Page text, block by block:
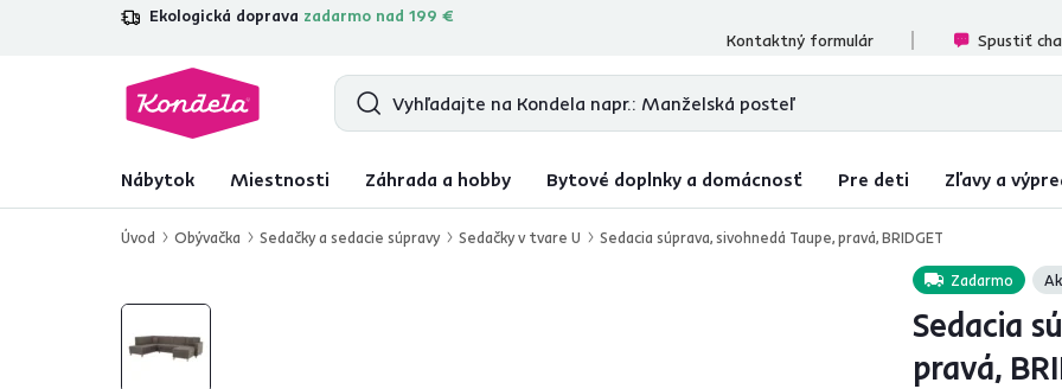
Ekologická doprava zadarmo nad 199 €
4,7 31 157overených produktových recenzií
Kontaktný formulár
Spustiť
Nábytok Miestnosti Záhrada a hobby Bytové doplnky a domácnosť Pre deti Zľavy a
Úvod Obývačka Sedačky a sedacie súpravy Sedačky v tvare U Sedacia súprava, sivohnedá Taupe, pravá, BRIDGET
Zadarmo
Sedacia
pravá,